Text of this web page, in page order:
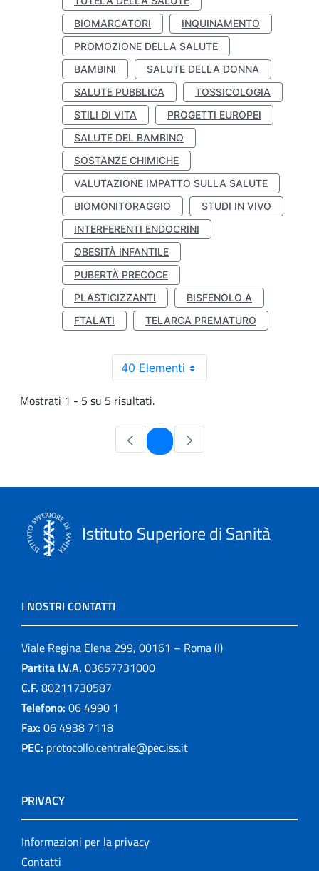
BIOMARCATORI
INQUINAMENTO
PROMOZIONE DELLA SALUTE
BAMBINI
SALUTE DELLA DONNA
SALUTE PUBBLICA
TOSSICOLOGIA
STILI DI VITA
PROGETTI EUROPEI
SALUTE DEL BAMBINO
SOSTANZE CHIMICHE
VALUTAZIONE IMPATTO SULLA SALUTE
BIOMONITORAGGIO
STUDI IN VIVO
INTERFERENTI ENDOCRINI
OBESITÀ INFANTILE
PUBERTÀ PRECOCE
PLASTICIZZANTI
BISFENOLO A
FTALATI
TELARCA PREMATURO
40 Elementi
Mostrati 1 - 5 su 5 risultati.
Pagina
Istituto Superiore di Sanità
I NOSTRI CONTATTI
Viale Regina Elena 299, 00161 – Roma (I)
Partita I.V.A. 03657731000
C.F. 80211730587
Telefono: 06 4990 1
Fax: 06 4938 7118
PEC: protocollo.centrale@pec.iss.it
PRIVACY
Informazioni per la privacy
Contatti